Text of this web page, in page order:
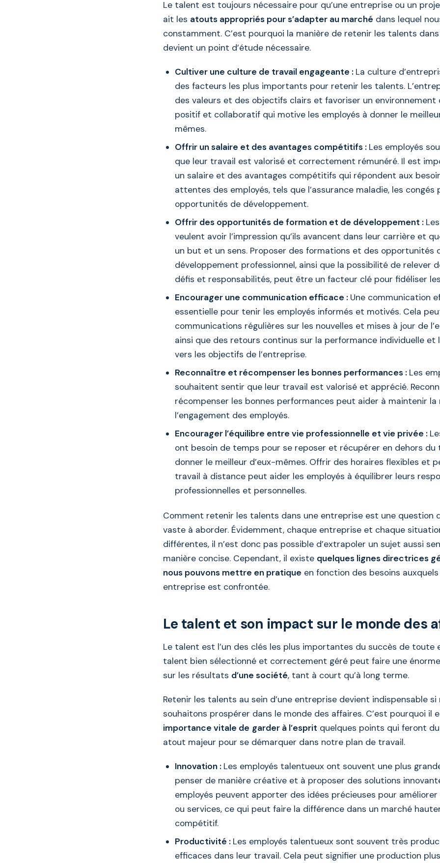
Le talent est toujours nécessaire pour qu’une entreprise ou un
ait les atouts appropriés pour s’adapter au marché dans lequel
constamment. C’est pourquoi la manière de retenir les talents
devient un point d’étude nécessaire.
Cultiver une culture de travail engageante : La culture
des facteurs les plus importants pour retenir les talents.
des valeurs et des objectifs clairs et favoriser un environnement
positif et collaboratif qui motive les employés à donner le
mêmes.
Offrir un salaire et des avantages compétitifs : Les employés
que leur travail est valorisé et correctement rémunéré. Il est
un salaire et des avantages compétitifs qui répondent aux
attentes des employés, tels que l’assurance maladie, les congés
opportunités de développement.
Offrir des opportunités de formation et de développement :
veulent avoir l’impression qu’ils avancent dans leur carrière et
un but et un sens. Proposer des formations et des opportunités
développement professionnel, ainsi que la possibilité de relever
défis et responsabilités, peut être un facteur clé pour fidéliser
Encourager une communication efficace : Une communication
essentielle pour tenir les employés informés et motivés. Cela
communications régulières sur les nouvelles et mises à jour de
ainsi que des retours continus sur la performance individuelle et
vers les objectifs de l’entreprise.
Reconnaître et récompenser les bonnes performances : Les
souhaitent sentir que leur travail est valorisé et apprécié.
récompenser les bonnes performances peut aider à maintenir
l’engagement des employés.
Encourager l’équilibre entre vie professionnelle et vie privée :
ont besoin de temps pour se reposer et récupérer en dehors du
donner le meilleur d’eux-mêmes. Offrir des horaires flexibles et
travail à distance peut aider les employés à équilibrer leurs
professionnelles et personnelles.
Comment retenir les talents dans une entreprise est une question
vaste à aborder. Évidemment, chaque entreprise et chaque
différentes, il n’est donc pas possible d’extrapoler un sujet aussi
manière concise. Cependant, il existe quelques lignes directrices
nous pouvons mettre en pratique en fonction des besoins
entreprise est confrontée.
Le talent et son impact sur le monde des
Le talent est l’un des clés les plus importantes du succès de toute
talent bien sélectionné et correctement géré peut faire une
sur les résultats d’une société, tant à court qu’à long terme.
Retenir les talents au sein d’une entreprise devient indispensable si
souhaitons prospérer dans le monde des affaires. C’est pourquoi il
importance vitale de garder à l’esprit quelques points qui feront
atout majeur pour se démarquer dans notre plan de travail.
Innovation : Les employés talentueux ont souvent une plus
penser de manière créative et à proposer des solutions
employés peuvent apporter des idées précieuses pour
ou services, ce qui peut faire la différence dans un marché
compétitif.
Productivité : Les employés talentueux sont souvent très
efficaces dans leur travail. Cela peut signifier une production